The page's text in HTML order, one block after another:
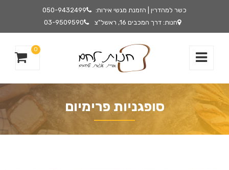
כשר למהדרין | הזמנת מגשי אירוח:
050-9432499
חנות: דרך המכבים 16, ראשל"צ
03-9509590
0
סופגניות פרימיום